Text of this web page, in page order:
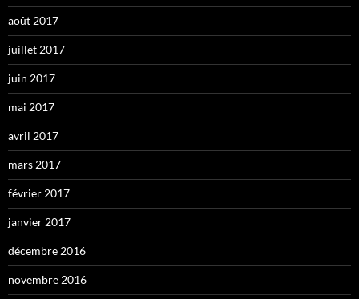
août 2017
juillet 2017
juin 2017
mai 2017
avril 2017
mars 2017
février 2017
janvier 2017
décembre 2016
novembre 2016